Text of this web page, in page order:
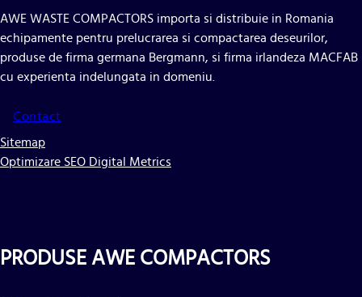
AWE WASTE COMPACTORS importa si distribuie in Romania
echipamente pentru prelucrarea si compactarea deseurilor,
produse de firma germana Bergmann, si firma irlandeza MACFAB
cu experienta indelungata in domeniu.
Contact
Sitemap
Optimizare SEO Digital Metrics
PRODUSE AWE COMPACTORS